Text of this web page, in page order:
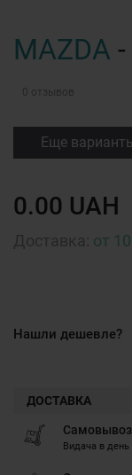
MAZDA
0 отзывов
Еще
0.00 UAH
от
Нашли дешевле?
ДОСТАВКА
Самовывоз
Видача в день